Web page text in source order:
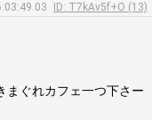
ID: T7kAv5f+O (13)
まぐれカフェ一つ下さー